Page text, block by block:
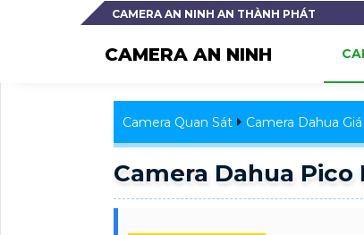
CAMERA AN NINH AN THÀNH PHÁT
CAMERA AN NINH
Camera Quan Sát Camera Dahua
Camera Dahua Pico